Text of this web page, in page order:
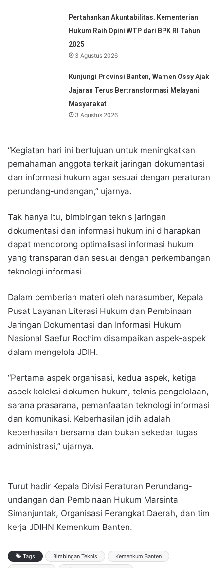
Pertahankan Akuntabilitas, Kementerian
Hukum Raih Opini WTP dari BPK RI Tahun
2025
3 Agustus 2026
Kunjungi Provinsi Banten, Wamen Ossy Ajak
Jajaran Terus Bertransformasi Melayani
Masyarakat
3 Agustus 2026
“Kegiatan hari ini bertujuan untuk meningkatkan
pemahaman anggota terkait jaringan dokumentasi
dan informasi hukum agar sesuai dengan peraturan
perundang-undangan,” ujarnya.
Tak hanya itu, bimbingan teknis jaringan
dokumentasi dan informasi hukum ini diharapkan
dapat mendorong optimalisasi informasi hukum
yang transparan dan sesuai dengan perkembangan
teknologi informasi.
Dalam pemberian materi oleh narasumber, Kepala
Pusat Layanan Literasi Hukum dan Pembinaan
Jaringan Dokumentasi dan Informasi Hukum
Nasional Saefur Rochim disampaikan aspek-aspek
dalam mengelola JDIH.
“Pertama aspek organisasi, kedua aspek, ketiga
aspek koleksi dokumen hukum, teknis pengelolaan,
sarana prasarana, pemanfaatan teknologi informasi
dan komunikasi. Keberhasilan jdih adalah
keberhasilan bersama dan bukan sekedar tugas
administrasi,” ujarnya.
Turut hadir Kepala Divisi Peraturan Perundang-
undangan dan Pembinaan Hukum Marsinta
Simanjuntak, Organisasi Perangkat Daerah, dan tim
kerja JDIHN Kemenkum Banten.
Tags Bimbingan Teknis
Kemenkum Banten